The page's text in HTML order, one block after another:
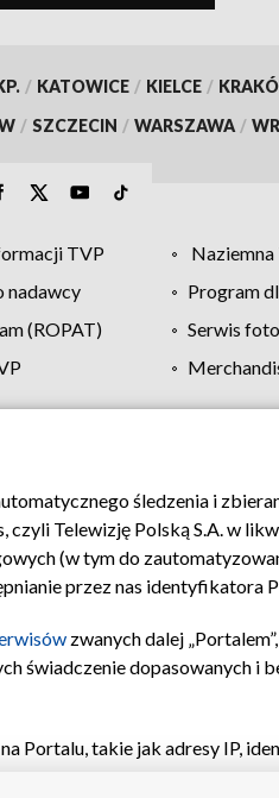
/ KATOWICE / KIELCE /
/ SZCZECIN / WARSZAWA /
TVP
nadawcy
Program
(ROPAT)
Serwis
zgody Pomoc Biuro
śledzenia i
Telewizję Polską S.A. w
(w tym do
przez nas identyfikatora
zwanych dalej
dopasowanych i
na Portalu, takie jak adresy IP,